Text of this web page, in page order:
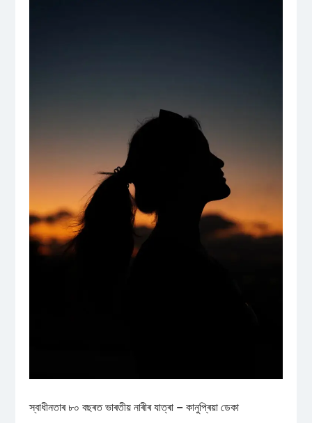
স্বাধীনতাৰ ৮০ বছৰত ভাৰতীয় নাৰীৰ যাত্ৰা – কানুপ্ৰিয়া ডেকা